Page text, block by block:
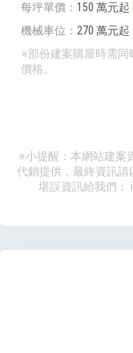
每坪單價
150 萬元起
機械車位
270 萬元起
※部份建案購屋時需
價格。
※小提醒：本網站建案
代銷提供，最終資訊
堪誤資訊給我們：